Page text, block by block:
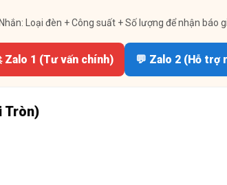
Loại đèn + Công suất + Số lượng để nhận báo
Zalo 1 (Tư vấn chính) 💬 Zalo 2 (Hỗ trợ
Tròn)